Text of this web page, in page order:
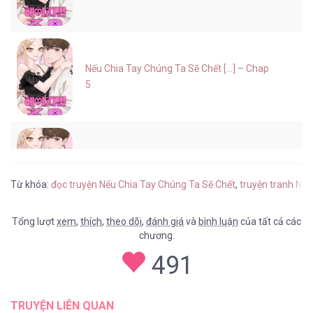
Nếu Chia Tay Chúng Ta Sẽ Chết [...] – Chap
5
Từ khóa: đọc truyện Nếu Chia Tay Chúng Ta Sẽ Chết, truyện tranh
Tổng lượtxem, thích, theo dõi, đánh giá và bình luận của tất cả các
chương.
491
TRUYỆN LIÊN QUAN